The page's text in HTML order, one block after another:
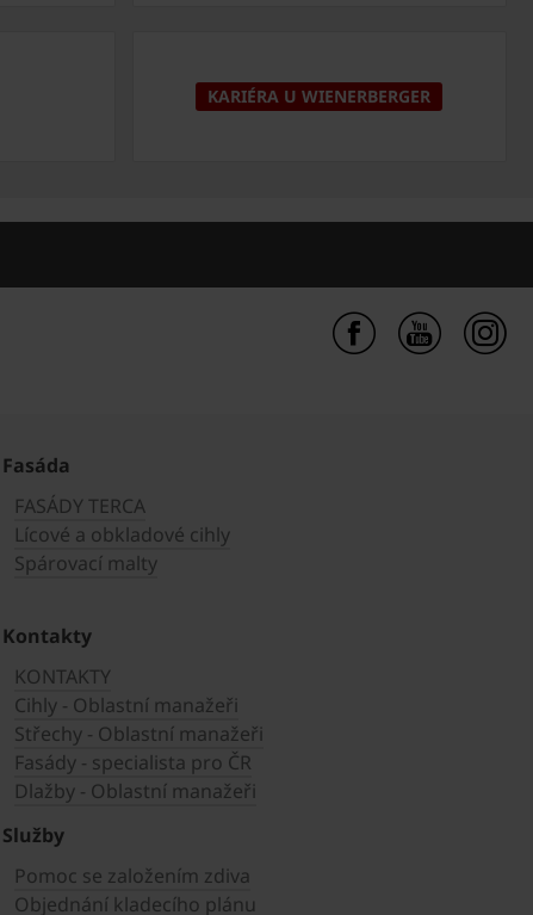
KARIÉRA U WIENERBERGER
Fasáda
FASÁDY TERCA
Lícové a obkladové cihly
Spárovací malty
Kontakty
KONTAKTY
Cihly - Oblastní manažeři
Střechy - Oblastní manažeři
Fasády - specialista pro ČR
Dlažby - Oblastní manažeři
Služby
Pomoc se založením zdiva
Objednání kladecího plánu